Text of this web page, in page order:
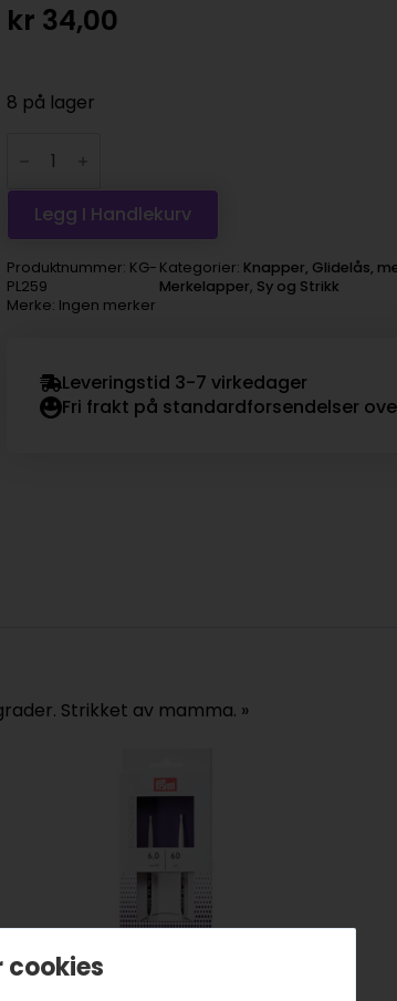
kr 34,00
8 på lager
Mamma
antall
Legg I Handlekurv
Produktnummer: KG-
PL259
Kategorier: Knapper, Glidelås,
Merkelapper, Sy og Strikk
Merke: Ingen merker
Leveringstid 3-7 virkedager
Fri frakt på standardforsendelser
Strikket av mamma. »
cookies